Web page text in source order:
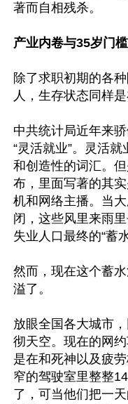
著而自相残杀。
产业内卷与35岁门槛
除了求职初期的各
人，生存状态同样是
中共统计局近年来
“灵活就业”。灵活
和创造性的词汇。
布，里面写著的其
机和网络主播。当
闭，这些风里来雨
失业人口最终的“蓄水
然而，现在这个蓄
溢了。
放眼全国各大城市
彻天空。现在的网
是在和死神以及疲
窄的驾驶室里整整
了，可当他们把一